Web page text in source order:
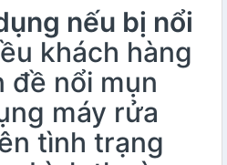
nếu bị nổi
khách hàng
đề nổi mụn
máy rửa
tình trạng